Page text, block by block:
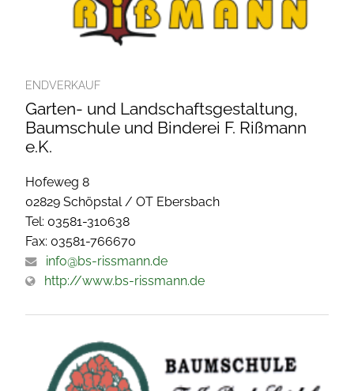
ENDVERKAUF
Garten- und Landschaftsgestaltung,
Baumschule und Binderei F. Rißmann
e.K.
Hofeweg 8
02829 Schöpstal / OT Ebersbach
Tel: 03581-310638
Fax: 03581-766670
info@bs-rissmann.de
http://www.bs-rissmann.de